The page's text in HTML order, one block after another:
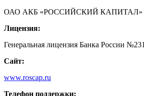
ОАО АКБ «РОССИЙСКИЙ КАПИТАЛ»
Лицензия:
Генеральная лицензия Банка России
Сайт:
www.roscap.ru
Телефон поддержки: